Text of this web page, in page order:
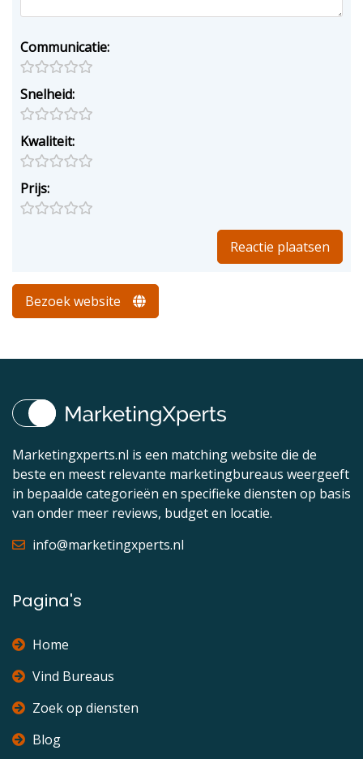
Communicatie:
Snelheid:
Kwaliteit:
Prijs:
Bezoek website
Marketingxperts.nl is een matching website die de
beste en meest relevante marketingbureaus weergeeft
in bepaalde categorieën en specifieke diensten op basis
van onder meer reviews, budget en locatie.
info@marketingxperts.nl
Pagina's
Home
Vind Bureaus
Zoek op diensten
Blog